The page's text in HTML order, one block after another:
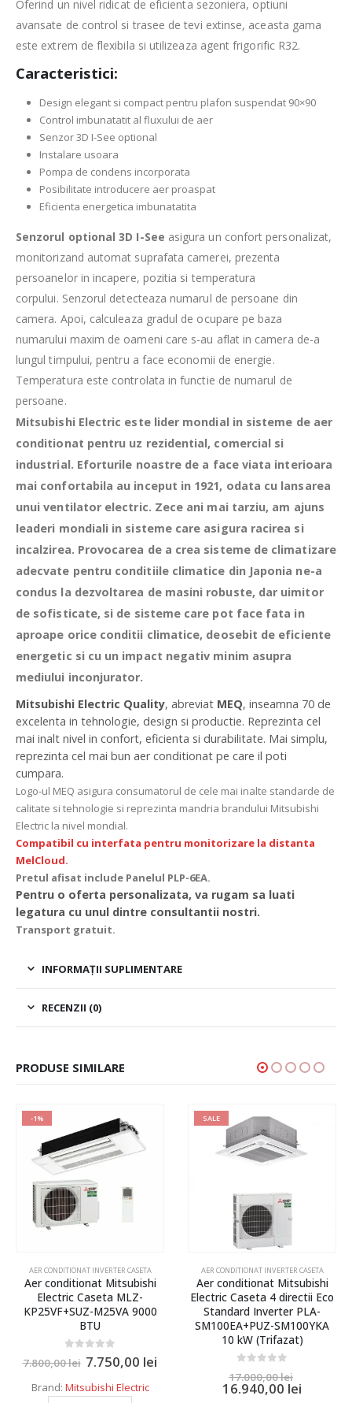
Oferind un nivel ridicat de eficienta sezoniera, optiuni
avansate de control si trasee de tevi extinse, aceasta gama
este extrem de flexibila si utilizeaza agent frigorific R32.
Caracteristici:
Design elegant si compact pentru plafon suspendat 90×90
Control imbunatatit al fluxului de aer
Senzor 3D I-See optional
Instalare usoara
Pompa de condens incorporata
Posibilitate introducere aer proaspat
Eficienta energetica imbunatatita
Senzorul optional 3D I-See asigura un confort personalizat,
monitorizand automat suprafata camerei, prezenta
persoanelor in incapere, pozitia si temperatura
corpului. Senzorul detecteaza numarul de persoane din
camera. Apoi, calculeaza gradul de ocupare pe baza
numarului maxim de oameni care s-au aflat in camera de-a
lungul timpului, pentru a face economii de energie.
Temperatura este controlata in functie de numarul de
persoane.
Mitsubishi Electric este lider mondial in sisteme de aer
conditionat pentru uz rezidential, comercial si
industrial. Eforturile noastre de a face viata interioara
mai confortabila au inceput in 1921, odata cu lansarea
unui ventilator electric. Zece ani mai tarziu, am ajuns
leaderi mondiali in sisteme care asigura racirea si
incalzirea. Provocarea de a crea sisteme de climatizare
adecvate pentru conditiile climatice din Japonia ne-a
condus la dezvoltarea de masini robuste, dar uimitor
de sofisticate, si de sisteme care pot face fata in
aproape orice conditii climatice, deosebit de eficiente
energetic si cu un impact negativ minim asupra
mediului inconjurator.
Mitsubishi Electric Quality, abreviat MEQ, inseamna 70 de
excelenta in tehnologie, design si productie. Reprezinta cel
mai inalt nivel in confort, eficienta si durabilitate. Mai simplu,
reprezinta cel mai bun aer conditionat pe care il poti
cumpara.
Logo-ul MEQ asigura consumatorul de cele mai inalte standarde de
calitate si tehnologie si reprezinta mandria brandului Mitsubishi
Electric la nivel mondial.
Compatibil cu interfata pentru monitorizare la distanta
MelCloud.
Pretul afisat include Panelul PLP-6EA.
Pentru o oferta personalizata, va rugam sa luati
legatura cu unul dintre consultantii nostri.
Transport gratuit.
INFORMAȚII SUPLIMENTARE
RECENZII (0)
PRODUSE SIMILARE
-1%
AER CONDITIONAT INVERTER CASETA
Aer conditionat Mitsubishi
Electric Caseta MLZ-
KP25VF+SUZ-M25VA 9000
BTU
out of 5
7.800,00lei 7.750,00 lei
Brand: Mitsubishi Electric
SALE
AER CONDITIONAT INVERTER CASETA
Aer conditionat Mitsubishi
Electric Caseta 4 directii Eco
Standard Inverter PLA-
SM100EA+PUZ-SM100YKA
10 kW (Trifazat)
17.000,00lei
16.940,00 lei